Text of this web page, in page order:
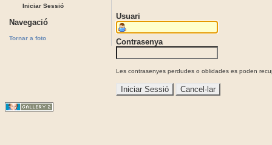
Iniciar Sessió
Navegació
Tornar a foto
Usuari
Contrasenya
Les contrasenyes perdudes o oblidades es poden